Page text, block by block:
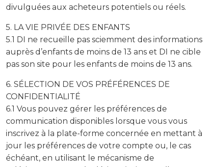
divulguées aux acheteurs potentiels ou réels.
5. LA VIE PRIVÉE DES ENFANTS
5.1 DI ne recueille pas sciemment des informations
auprès d’enfants de moins de 13 ans et DI ne cible
pas son site pour les enfants de moins de 13 ans.
6. SÉLECTION DE VOS PRÉFÉRENCES DE
CONFIDENTIALITÉ
6.1 Vous pouvez gérer les préférences de
communication disponibles lorsque vous vous
inscrivez à la plate-forme concernée en mettant à
jour les préférences de votre compte ou, le cas
échéant, en utilisant le mécanisme de